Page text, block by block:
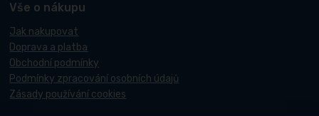
Vše o nákupu
Jak nakupovat
Doprava a platba
Obchodní podmínky
Podmínky zpracování osobních údajů
Zásady používání cookies